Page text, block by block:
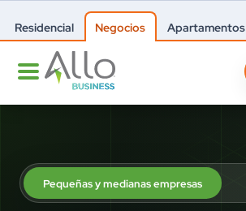
Residencial Negocios Apartamentos
Pequeñas y medianas empresas